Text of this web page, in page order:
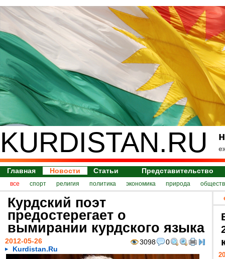
KURDISTAN.RU
Главная Новости Статьи Представительство
все спорт религия политика экономика природа
Курдский поэт
предостерегает о
вымирании курдского языка
3098 0
2012-05-26
Kurdistan.Ru